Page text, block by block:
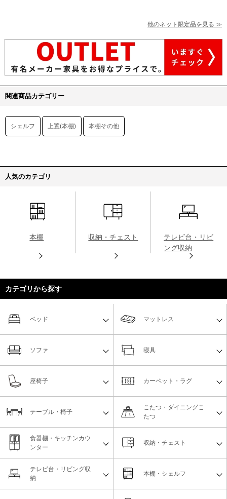
他のネット限定品を見る ≫
関連商品カテゴリー
シェルフ 上置(本棚) 本棚その他
人気のカテゴリ
本棚 収納・チェスト
テレビ台・リビ
ング収納
カテゴリから探す
ベッド マットレス
ソファ 寝具
座椅子 カーペット・ラグ
テーブル・椅子
こたつ・ダイニングこ
たつ
食器棚・キッチンカウ
ンター
収納・チェスト
テレビ台・リビング収
納
本棚・シェルフ